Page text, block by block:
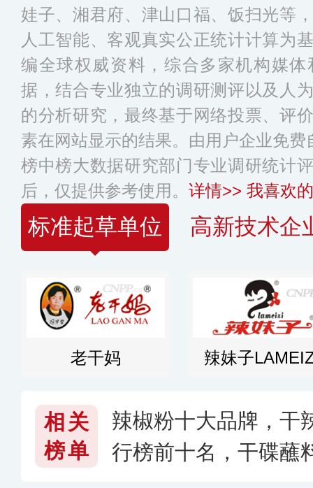
娃子、湘君府、津山口福、饭扫光等
人工智能、客观真实公正统计计算为
编全球权威资料，综合多家机构媒
据，结合专业独立的调研测评以及人
的分析研究，最终基于网络投票、评
素在网站显示的结果。由用户企业免
榜中榜大数据研究部门专业调研统计
后，仅提供参考使用。 详情>> 我喜欢
标准起草单位 高新技术企
老干妈 辣妹子
相关
榜单
辣椒粉十大品牌，干
行榜前十名，干碟蘸